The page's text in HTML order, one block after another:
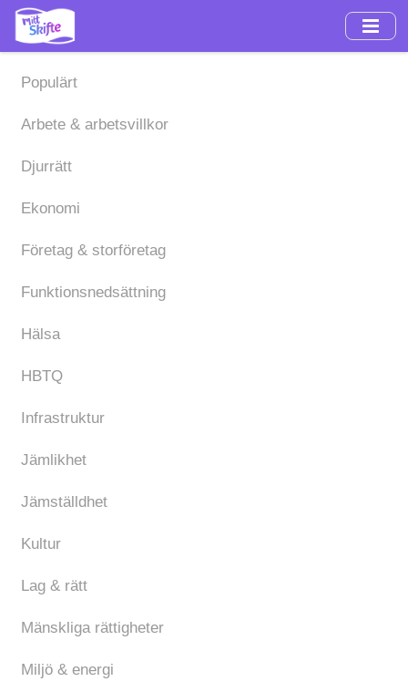
Hoppa
huvudinnehåll
Populärt
Arbete & arbetsvillkor
Djurrätt
Ekonomi
Företag & storföretag
Funktionsnedsättning
Hälsa
HBTQ
Infrastruktur
Jämlikhet
Jämställdhet
Kultur
Lag & rätt
Mänskliga rättigheter
Miljö & energi